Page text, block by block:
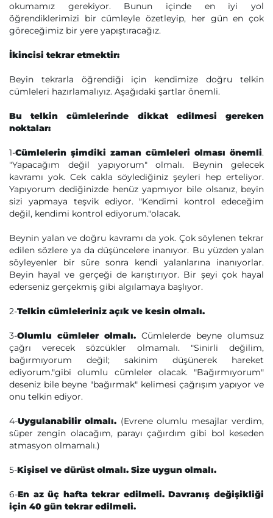
okumamız gerekiyor. Bunun içinde en iyi yol
öğrendiklerimizi bir cümleyle özetleyip, her gün en çok
göreceğimiz bir yere yapıştıracağız.
İkincisi tekrar etmektir:
Beyin tekrarla öğrendiği için kendimize doğru telkin
cümleleri hazırlamalıyız. Aşağıdaki şartlar önemli.
Bu telkin cümlelerinde dikkat edilmesi gereken
noktalar:
1-Cümlelerin şimdiki zaman cümleleri olması önemli.
"Yapacağım değil yapıyorum" olmalı. Beynin gelecek
kavramı yok. Cek cakla söylediğiniz şeyleri hep erteliyor.
Yapıyorum dediğinizde henüz yapmıyor bile olsanız, beyin
sizi yapmaya teşvik ediyor. "Kendimi kontrol edeceğim
değil, kendimi kontrol ediyorum."olacak.
Beynin yalan ve doğru kavramı da yok. Çok söylenen tekrar
edilen sözlere ya da düşüncelere inanıyor. Bu yüzden yalan
söyleyenler bir süre sonra kendi yalanlarına inanıyorlar.
Beyin hayal ve gerçeği de karıştırıyor. Bir şeyi çok hayal
ederseniz gerçekmiş gibi algılamaya başlıyor.
2-Telkin cümleleriniz açık ve kesin olmalı.
3-Olumlu cümleler olmalı. Cümlelerde beyne olumsuz
çağrı verecek sözcükler olmamalı. "Sinirli değilim,
bağırmıyorum değil; sakinim düşünerek hareket
ediyorum."gibi olumlu cümleler olacak. "Bağırmıyorum"
deseniz bile beyne "bağırmak" kelimesi çağrışım yapıyor ve
onu telkin ediyor.
4-Uygulanabilir olmalı. (Evrene olumlu mesajlar verdim,
süper zengin olacağım, parayı çağırdım gibi bol keseden
atmasyon olmamalı.)
5-Kişisel ve dürüst olmalı. Size uygun olmalı.
6-En az üç hafta tekrar edilmeli. Davranış değişikliği
için 40 gün tekrar edilmeli.